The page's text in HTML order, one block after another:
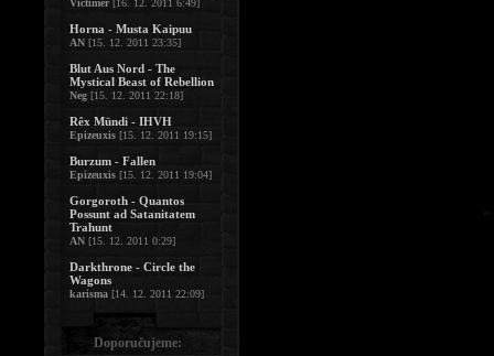
Victimer[16. 12. 2011 6:49]
Horna - Musta Kaipuu
AN [15. 12. 2011 23:35]
Blut Aus Nord - The
Mystical Beast of Rebellion
Neg [15. 12. 2011 22:18]
Rêx Mündi - IHVH
Epizeuxis [15. 12. 2011 19:15]
Burzum - Fallen
Epizeuxis [15. 12. 2011 19:04]
Gorgoroth - Quantos
Possunt ad Satanitatem
Trahunt
AN [15. 12. 2011 0:29]
Darkthrone - Circle the
Wagons
karisma [14. 12. 2011 22:09]
Doporučujeme: